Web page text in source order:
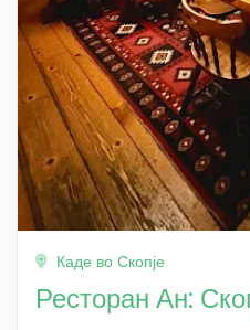
Каде во Скопје
Ресторан Ан: